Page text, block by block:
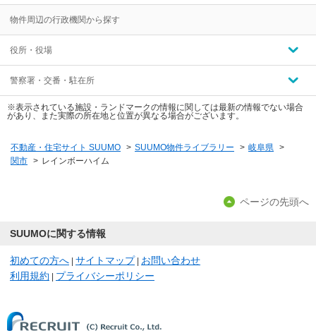
物件周辺の行政機関から探す
役所・役場
警察署・交番・駐在所
※表示されている施設・ランドマークの情報に関しては最新の情報でない場合
があり、また実際の所在地と位置が異なる場合がございます。
不動産・住宅サイト SUUMO > SUUMO物件ライブラリー > 岐阜県 >
関市 > レインボーハイム
ページの先頭へ
SUUMOに関する情報
初めての方へ サイトマップ
お問い合わせ
利用規約
プライバシーポリシー